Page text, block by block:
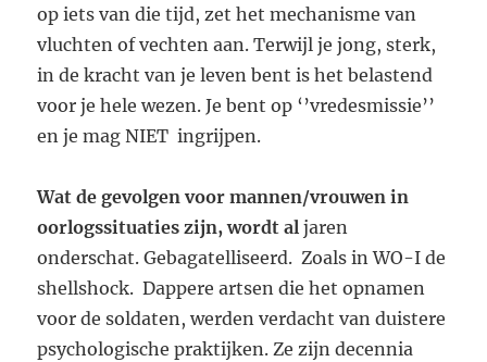
op iets van die tijd, zet het mechanisme van
vluchten of vechten aan. Terwijl je jong, sterk,
in de kracht van je leven bent is het belastend
voor je hele wezen. Je bent op ‘’vredesmissie’’
en je mag NIET ingrijpen.
Wat de gevolgen voor mannen/vrouwen in
oorlogssituaties zijn, wordt al jaren
onderschat. Gebagatelliseerd. Zoals in WO-I de
shellshock. Dappere artsen die het opnamen
voor de soldaten, werden verdacht van duistere
psychologische praktijken. Ze zijn decennia